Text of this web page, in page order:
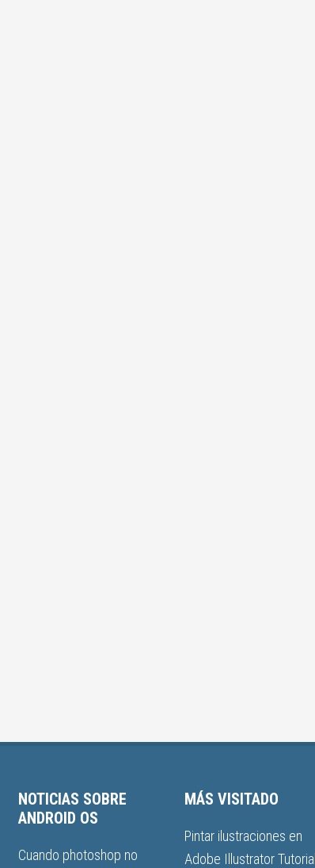
NOTICIAS SOBRE
ANDROID OS
Cuando photoshop no
MÁS VISITADO
Pintar ilustraciones en
Adobe Illustrator Tutorial